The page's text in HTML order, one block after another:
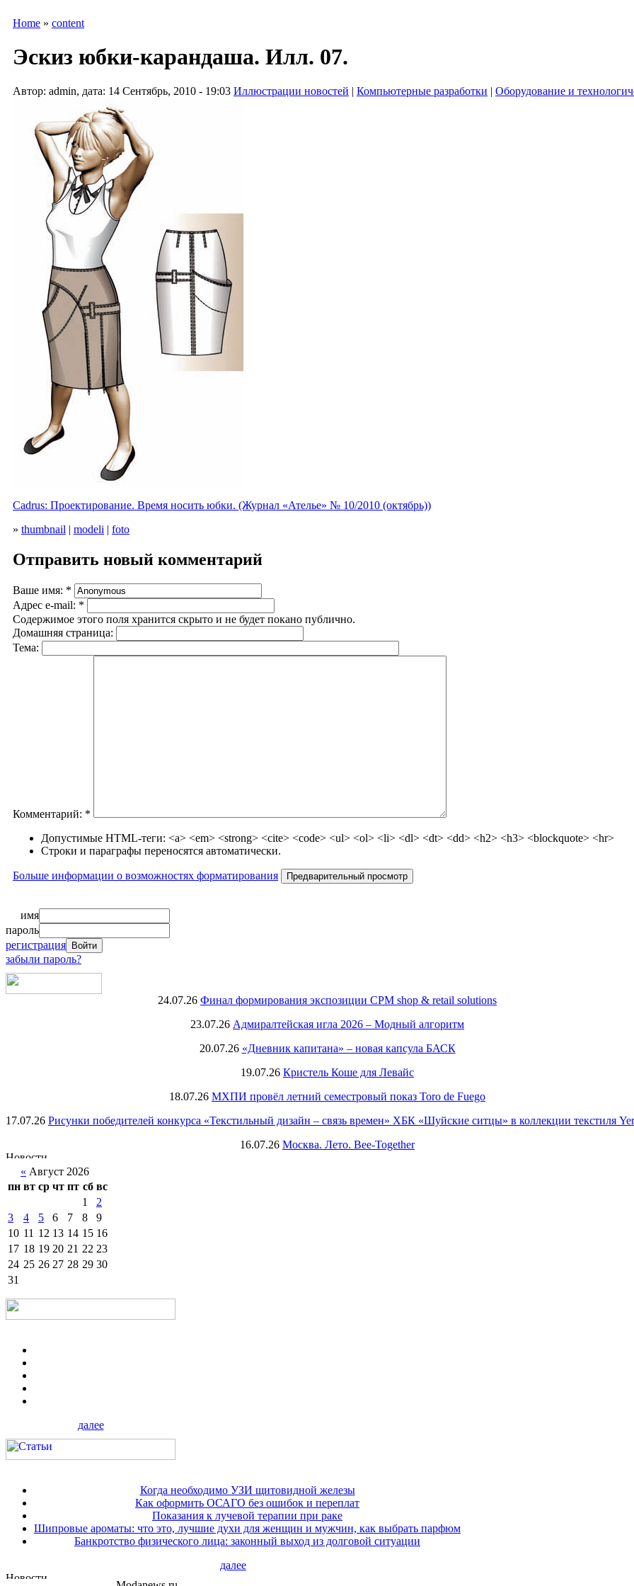
Home » content
Эскиз юбки-карандаша. Илл. 07.
Автор: admin, дата: 14 Сентябрь, 2010 - 19:03 Иллюстрации новостей | Компьютерные разработки | Оборудование и
Cadrus: Проектирование. Время носить юбки. (Журнал «Ателье» № 10/2010 (октябрь))
» thumbnail | modeli | foto
Отправить новый комментарий
Ваше имя: *
Адрес e-mail: *
Содержимое этого поля хранится скрыто и не будет покано публично.
Домашняя страница:
Тема:
Комментарий: *
Допустимые HTML-теги: <a> <em> <strong> <cite> <code> <ul> <ol> <li> <dl> <dt> <dd> <h2> <h3> <blockquote> <hr>
Строки и параграфы переносятся автоматически.
Больше информации о возможностях форматирования
имя
пароль
регистрация
забыли пароль?
24.07.26 Финал формирования экспозиции CPM shop & retail solutions
23.07.26 Адмиралтейская игла 2026 – Модный алгоритм
20.07.26 «Дневник капитана» – новая капсула БАСК
19.07.26 Кристель Коше для Левайс
18.07.26 МХПИ провёл летний семестровый показ Toro de Fuego
17.07.26 Рисунки победителей конкурса «Текстильный дизайн – связь времен» ХБК «Шуйские ситцы» в коллекции текстиля
16.07.26 Москва. Лето. Bee-Together
« Август 2026
пн вт ср чт пт сб вс
1
2
3
4 5 6 7 8
9
10 11 12 13 14 15 16
17 18 19 20 21 22 23
24 25 26 27 28 29 30
31
далее
Когда необходимо УЗИ щитовидной железы
Как оформить ОСАГО без ошибок и переплат
Показания к лучевой терапии при раке
Шипровые ароматы: что это, лучшие духи для женщин и мужчин, как выбрать парфюм
Банкротство физического лица: законный выход из долговой ситуации
далее